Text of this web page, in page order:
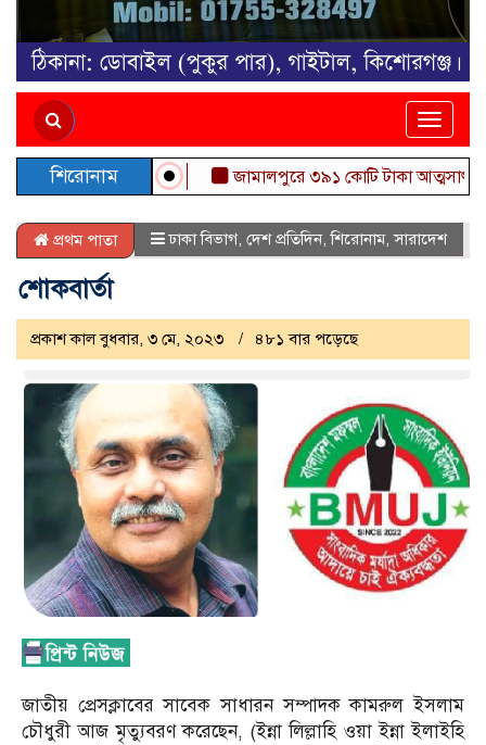
Toggle
শিরোনাম জামালপুরে ৩৯১ কোটি টাকা আত্মসাৎ,
প্রথম পাতা ঢাকা বিভাগ, দেশ প্রতিদিন,শিরোনাম,সারাদেশ
শোকবার্তা
প্রকাশ কাল বুধবার, ৩ মে, ২০২৩ ৪৮১ বার পড়েছে
জাতীয় প্রেসক্লাবের সাবেক সাধারন সম্পাদক কামরুল ইসলাম
চৌধুরী আজ মৃত্যুবরণ করেছেন, (ইন্না লিল্লাহি ওয়া ইন্না ইলাইহি